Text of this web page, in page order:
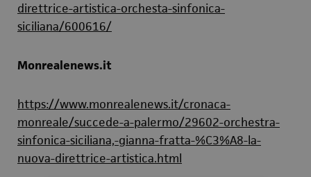
direttrice-artistica-orchesta-sinfonica-
siciliana/600616/
Monrealenews.it
https://www.monrealenews.it/cronaca-
monreale/succede-a-palermo/29602-orchestra-
sinfonica-siciliana,-gianna-fratta-%C3%A8-la-
nuova-direttrice-artistica.html